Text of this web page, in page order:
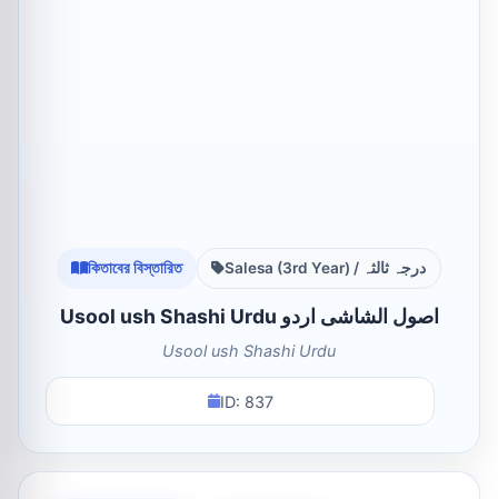
কিতাবের বিস্তারিত Salesa (3rd Year) / درجہ ثالثہ
Usool ush Shashi Urdu اصول الشاشی اردو
Usool ush Shashi Urdu
ID: 837